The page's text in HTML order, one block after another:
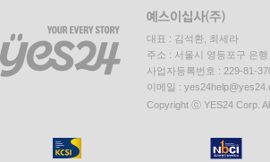
대표 : 김석환, 최세라
주소 : 서울시 영등포구 은
사업자등록번호 : 229-81-
이메일 :
Copyright ⓒ YES24 Corp.